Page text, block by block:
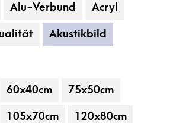
Alu-Verbund Acryl
Akustikbild
60x40cm 75x50cm
105x70cm 120x80cm